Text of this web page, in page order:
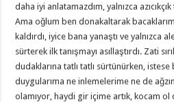
daha iyi anlatamazdım, yalnızca
Ama oğlum ben donakaltarak
kaldırdı, iyice bana yanaştı ve yalnızca
sürterek ilk tanışmayı asıllaştırdı. Zati
dudaklarına tatlı tatlı sürtünürken,
duygularıma ne inlemelerime ne de
olamıyor, haydi gir içime artık, kocam